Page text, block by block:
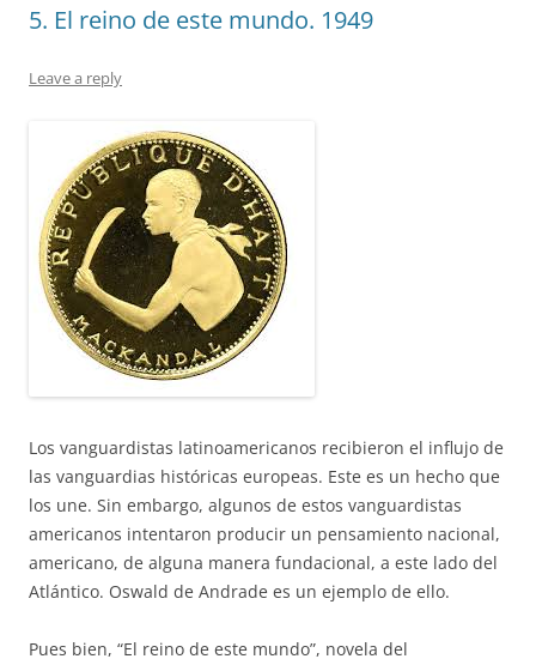
5. El reino de este mundo. 1949
Leave a reply
Los vanguardistas latinoamericanos recibieron el influjo de
las vanguardias históricas europeas. Este es un hecho que
los une. Sin embargo, algunos de estos vanguardistas
americanos intentaron producir un pensamiento nacional,
americano, de alguna manera fundacional, a este lado del
Atlántico. Oswald de Andrade es un ejemplo de ello.
Pues bien, “El reino de este mundo”, novela del